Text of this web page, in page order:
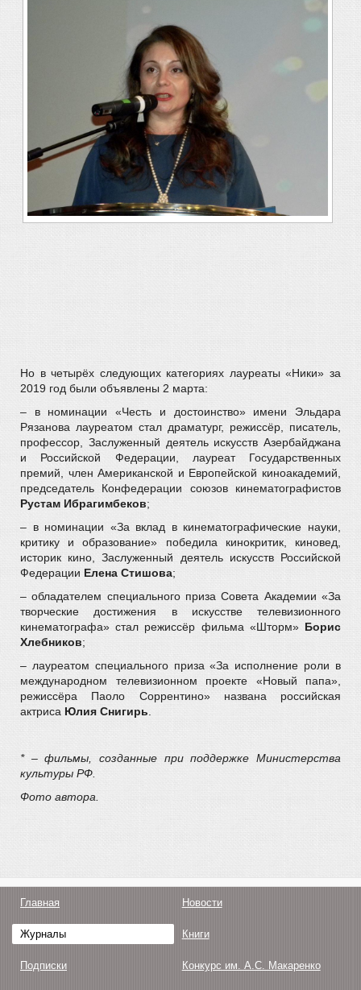
Но в четырёх следующих категориях лауреаты «Ники» за
2019 год были объявлены 2 марта:
– в номинации «Честь и достоинство» имени Эльдара
Рязанова лауреатом стал драматург, режиссёр, писатель,
профессор, Заслуженный деятель искусств Азербайджана
и Российской Федерации, лауреат Государственных
премий, член Американской и Европейской киноакадемий,
председатель Конфедерации союзов кинематографистов
Рустам Ибрагимбеков;
– в номинации «За вклад в кинематографические науки,
критику и образование» победила кинокритик, киновед,
историк кино, Заслуженный деятель искусств Российской
Федерации Елена Стишова;
– обладателем специального приза Совета Академии «За
творческие достижения в искусстве телевизионного
кинематографа» стал режиссёр фильма «Шторм» Борис
Хлебников;
– лауреатом специального приза «За исполнение роли в
международном телевизионном проекте «Новый папа»,
режиссёра Паоло Соррентино» названа российская
актриса Юлия Снигирь
* – фильмы, созданные при поддержке Министерства
культуры РФ.
Фото автора.
Главная Новости
Журналы Книги
Подписки Конкурс им. А.С. Макаренко